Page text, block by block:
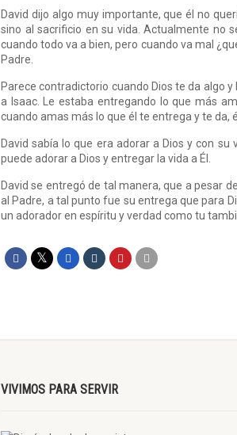
David dijo algo muy importante, que él no
sino al sacrificio en su vida. Actualmente no
cuando todo va a bien, pero cuando va mal
Padre.
Parece contradictorio cuando Dios te da algo
a Isaac. Le estaba entregando lo que más
cuando amas más lo que él te entrega y te da,
David sabía lo que era adorar a Dios y con
puede adorar a Dios y entregar la vida a Él.
David se entregó de tal manera, que a pesar
al Padre, a tal punto fue su entrega que para
un adorador en espíritu y verdad como tu
VIVIMOS PARA SERVIR